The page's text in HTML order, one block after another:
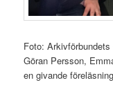
Foto:
Göran Persson,
en givande